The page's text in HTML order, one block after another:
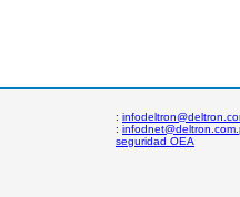
:
:
seguridad OEA